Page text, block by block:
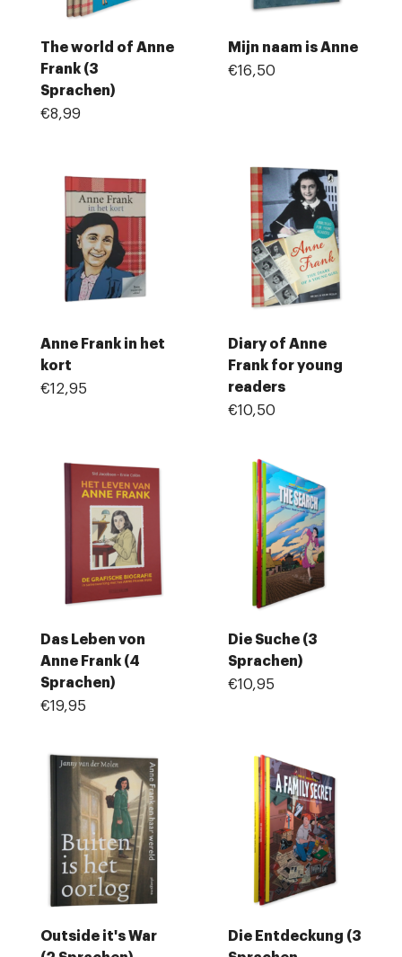
The world of Anne
Frank (3
Sprachen)
€8,99
Mijn naam is Anne
€16,50
Anne Frank in het
kort
€12,95
Diary of Anne
Frank for young
readers
€10,50
Das Leben von
Anne Frank (4
Sprachen)
€19,95
Die Suche (3
Sprachen)
€10,95
Outside it's War
Die Entdeckung (3